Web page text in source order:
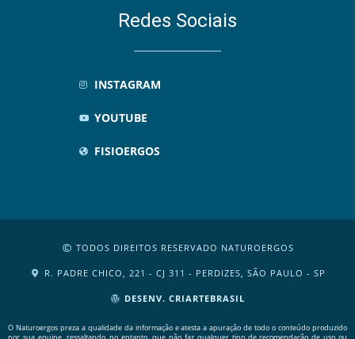
Redes Sociais
INSTAGRAM
YOUTUBE
FISIOERGOS
TODOS DIREITOS RESERVADO NATUROERGOS
R. PADRE CHICO, 221 - CJ 311 - PERDIZES, SÃO PAULO - SP
DESENV. CRIARTEBRASIL
O Naturoergos preza a qualidade da informação e atesta a apuração de todo o conteúdo produzido
por sua equipe, ressaltando, no entanto, que não faz qualquer tipo de recomendação de uso ou